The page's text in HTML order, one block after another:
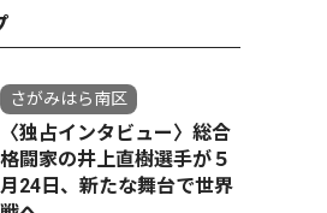
さがみはら南区
〈独占インタビュー〉総合
格闘家の井上直樹選手が５
月24日、新たな舞台で世界